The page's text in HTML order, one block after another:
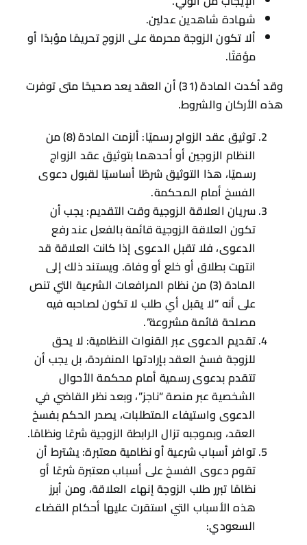
شهادة شاهدين عدلين.
ألا تكون الزوجة محرمة على الزوج تحريمًا مؤبدًا أو
مؤقتًا.
وقد أكدت المادة (31) أن العقد يعد صحيحًا متى توفرت
هذه الأركان والشروط.
توثيق عقد الزواج رسميًا: ألزمت المادة (8) من
النظام الزوجين أو أحدهما بتوثيق عقد الزواج
رسميًا، هذا التوثيق شرطًا أساسيًا لقبول دعوى
الفسخ أمام المحكمة.
سريان العلاقة الزوجية وقت التقديم: يجب أن
تكون العلاقة الزوجية قائمة بالفعل عند رفع
الدعوى، فلا تقبل الدعوى إذا كانت العلاقة قد
انتهت بطلاق أو خلع أو وفاة. ويستند ذلك إلى
المادة (3) من نظام المرافعات الشرعية التي تنص
على أنه “لا يقبل أي طلب لا تكون لصاحبه فيه
مصلحة قائمة مشروعة”.
تقديم الدعوى عبر القنوات النظامية: لا يحق
للزوجة فسخ العقد بإرادتها المنفردة، بل يجب أن
تتقدم بدعوى رسمية أمام محكمة الأحوال
الشخصية عبر منصة “ناجز”، وبعد نظر القاضي في
الدعوى واستيفاء المتطلبات، يصدر الحكم بفسخ
العقد، وبموجبه تزال الرابطة الزوجية شرعًا ونظامًا.
توافر أسباب شرعية أو نظامية معتبرة: يشترط أن
تقوم دعوى الفسخ على أسباب معتبرة شرعًا أو
نظامًا تبرر طلب الزوجة إنهاء العلاقة، ومن أبرز
هذه الأسباب التي استقرت عليها أحكام القضاء
السعودي: